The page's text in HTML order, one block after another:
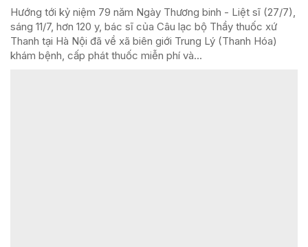
Hướng tới kỷ niệm 79 năm Ngày Thương binh - Liệt sĩ (27/7),
sáng 11/7, hơn 120 y, bác sĩ của Câu lạc bộ Thầy thuốc xứ
Thanh tại Hà Nội đã về xã biên giới Trung Lý (Thanh Hóa)
khám bệnh, cấp phát thuốc miễn phí và...